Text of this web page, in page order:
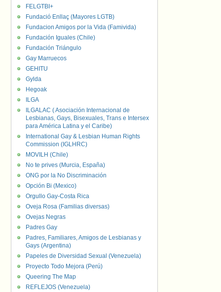
FELGTBI+
Fundació Enllaç (Mayores LGTB)
Fundacion Amigos por la Vida (Famivida)
Fundación Iguales (Chile)
Fundación Triángulo
Gay Marruecos
GEHITU
Gylda
Hegoak
ILGA
ILGALAC ( Asociación Internacional de
Lesbianas, Gays, Bisexuales, Trans e Intersex
para América Latina y el Caribe)
International Gay & Lesbian Human Rights
Commission (IGLHRC)
MOVILH (Chile)
No te prives (Murcia, España)
ONG por la No Discriminación
Opción Bi (Mexico)
Orgullo Gay-Costa Rica
Oveja Rosa (Familias diversas)
Ovejas Negras
Padres Gay
Padres, Familiares, Amigos de Lesbianas y
Gays (Argentina)
Papeles de Diversidad Sexual (Venezuela)
Proyecto Todo Mejora (Perú)
Queering The Map
REFLEJOS (Venezuela)